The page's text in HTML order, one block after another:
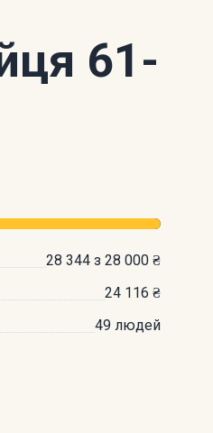
61-
28 344 з 28 000 ₴
24 116 ₴
49 людей